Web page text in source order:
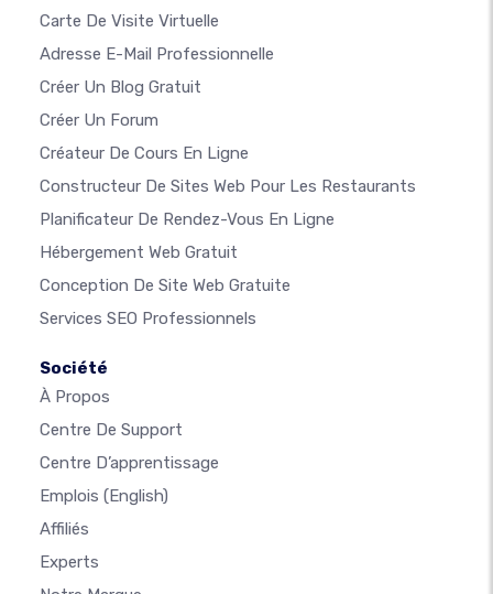
Carte De Visite Virtuelle
Adresse E-Mail Professionnelle
Créer Un Blog Gratuit
Créer Un Forum
Créateur De Cours En Ligne
Constructeur De Sites Web Pour Les Restaurants
Planificateur De Rendez-Vous En Ligne
Hébergement Web Gratuit
Conception De Site Web Gratuite
Services SEO Professionnels
Société
À Propos
Centre De Support
Centre D’apprentissage
Emplois (English)
Affiliés
Experts